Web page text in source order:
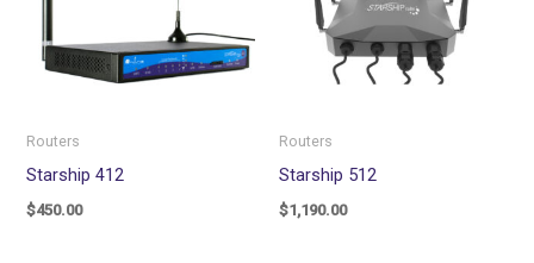
Routers
Starship 412
$450.00
Routers
Starship 512
$1,190.00